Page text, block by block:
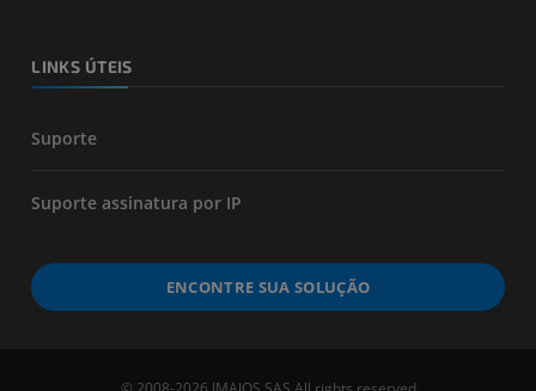
LINKS ÚTEIS
Suporte
Suporte assinatura por IP
ENCONTRE SUA SOLUÇÃO